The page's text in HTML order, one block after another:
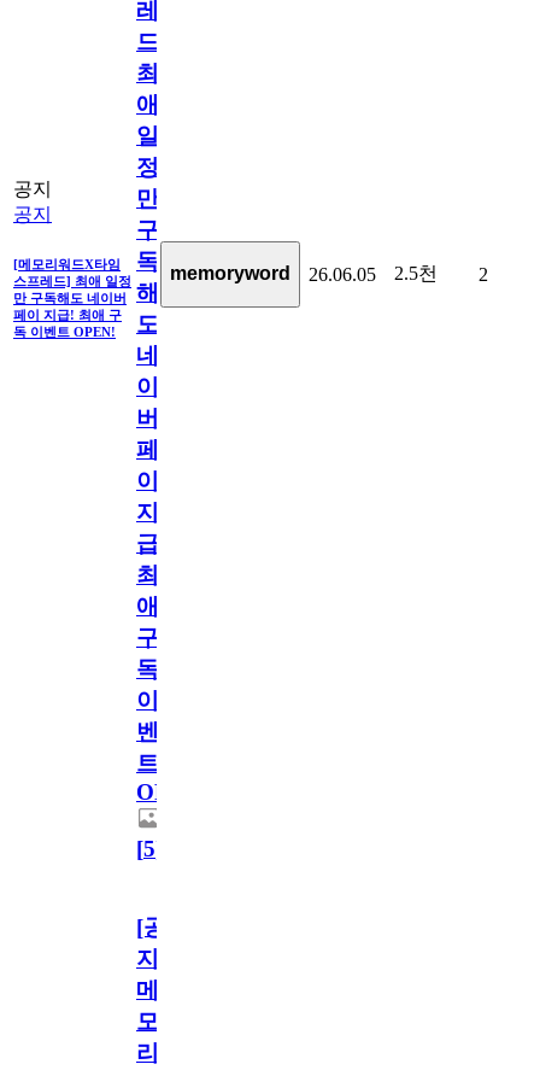
공지
공지
[메모리워드X타임
스프레드] 최애 일정
만 구독해도 네이버
페이 지급! 최애 구
독 이벤트 OPEN!
레
드]
최
애
일
정
만
구
독
해
도
네
이
버
페
이
지
급!
최
애
구
독
이
벤
트
OPEN!
[5]
memoryword 26.06.05 2.5천 2
[공
지]
메
모
리